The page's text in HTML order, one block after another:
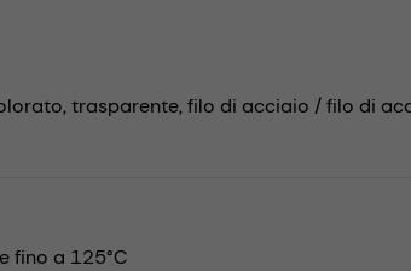
trasparente, filo di acciaio / filo di
fino a 125°C